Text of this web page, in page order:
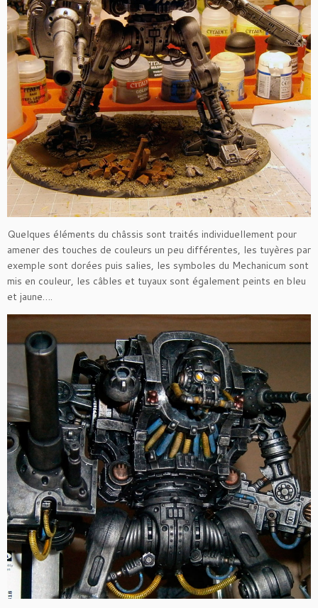
Quelques éléments du châssis sont traités individuellement pour
amener des touches de couleurs un peu différentes, les tuyères par
exemple sont dorées puis salies, les symboles du Mechanicum sont
mis en couleur, les câbles et tuyaux sont également peints en bleu
et jaune….